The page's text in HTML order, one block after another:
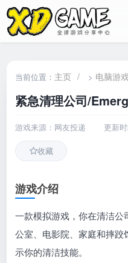
当前位置： 主页 / > 电脑游
紧急清理公司/
游戏来源：网友投递 更新
收藏
游戏介绍
一款模拟游戏，你在清洁
公室、电影院、家庭和摔
示你的清洁技能。